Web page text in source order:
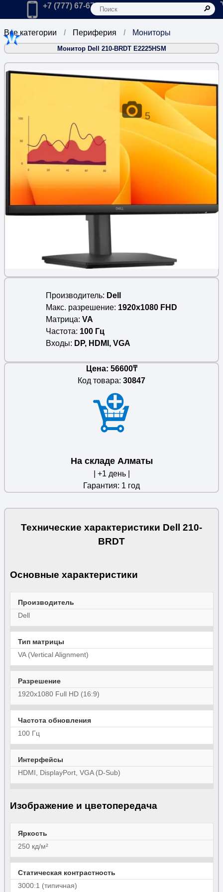
Главная
Позвонить в компанию по телефону:
+7 (777) 67-67-666
Мониторы
Периферия
Все категории
Монитор Dell 210-BRDT E2225HSM
Производитель
Dell
Макс. разрешение 1920x1080 FHD
Матрица VA
Частота 100 Гц
Входы
DP, HDMI, VGA
Цена: 56600₸
Код товара: 30847
На складе Алматы
| +1 день |
Гарантия: 1 год
Технические характеристики Dell 210-
BRDT
Основные характеристики
Производитель
Dell
Тип матрицы
VA (Vertical Alignment)
Разрешение
1920x1080 Full HD (16:9)
Частота обновления
100 Гц
Интерфейсы
HDMI, DisplayPort, VGA (D-Sub)
Изображение и цветопередача
Яркость
250 кд/м²
Статическая контрастность
3000:1 (типичная)